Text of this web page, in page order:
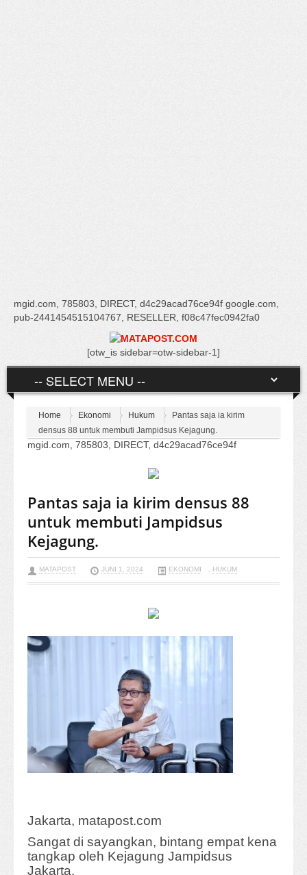
mgid.com, 785803, DIRECT, d4c29acad76ce94f google.com,
pub-2441454515104767, RESELLER, f08c47fec0942fa0
[otw_is sidebar=otw-sidebar-1]
Home Ekonomi Hukum
Pantas saja ia kirim
densus 88 untuk membuti Jampidsus Kejagung.
mgid.com, 785803, DIRECT, d4c29acad76ce94f
Pantas saja ia kirim densus 88
untuk membuti Jampidsus
Kejagung.
MATAPOST JUNI 1, 2024 EKONOMI , HUKUM
Jakarta, matapost.com
Sangat di sayangkan, bintang empat kena
tangkap oleh Kejagung Jampidsus
Jakarta.